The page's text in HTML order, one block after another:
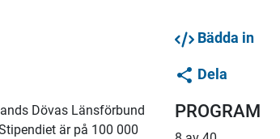
Dövas Länsförbund
är på 100 000
Bädda in
Dela
PROGRAM